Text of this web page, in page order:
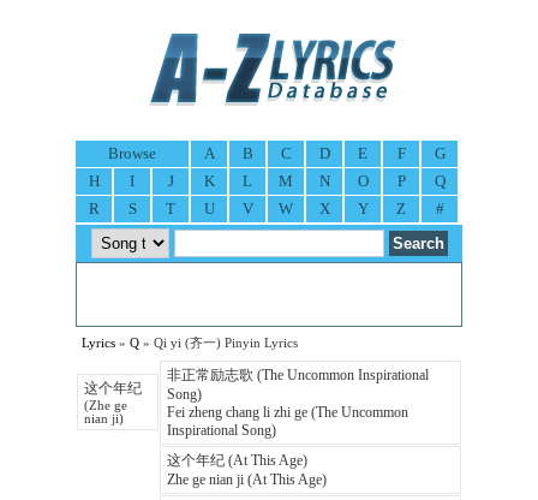
Browse A B C D E F
G
H
I J K L M N O P
Q
R
S T U V W X Y Z #
Lyrics » Q » Qi yi (齐一) Pinyin Lyrics
这个年纪
(Zhe ge
nian ji)
非正常励志歌 (The Uncommon Inspirational
Song)
Fei zheng chang li zhi ge (The Uncommon
Inspirational Song)
这个年纪 (At This Age)
Zhe ge nian ji (At This Age)